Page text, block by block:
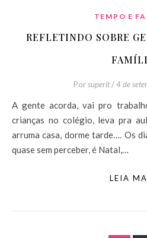
TEMPO E
REFLETINDO SOBRE
Porsuperit/4 de
A gente acorda, vai pro trabalho, trabalha duro, busca as
crianças no colégio, leva pra
arruma casa, dorme tarde…. Os
quase sem perceber, é Natal,…
LEIA